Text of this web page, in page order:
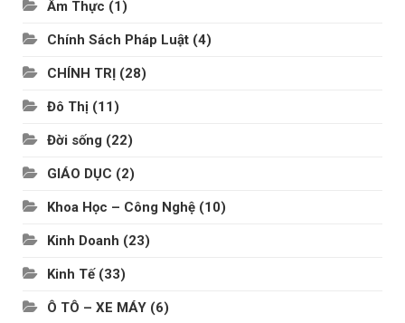
Ẩm Thực (1)
Chính Sách Pháp Luật (4)
CHÍNH TRỊ (28)
Đô Thị (11)
Đời sống (22)
GIÁO DỤC (2)
Khoa Học – Công Nghệ (10)
Kinh Doanh (23)
Kinh Tế(33)
Ô TÔ – XE MÁY (6)